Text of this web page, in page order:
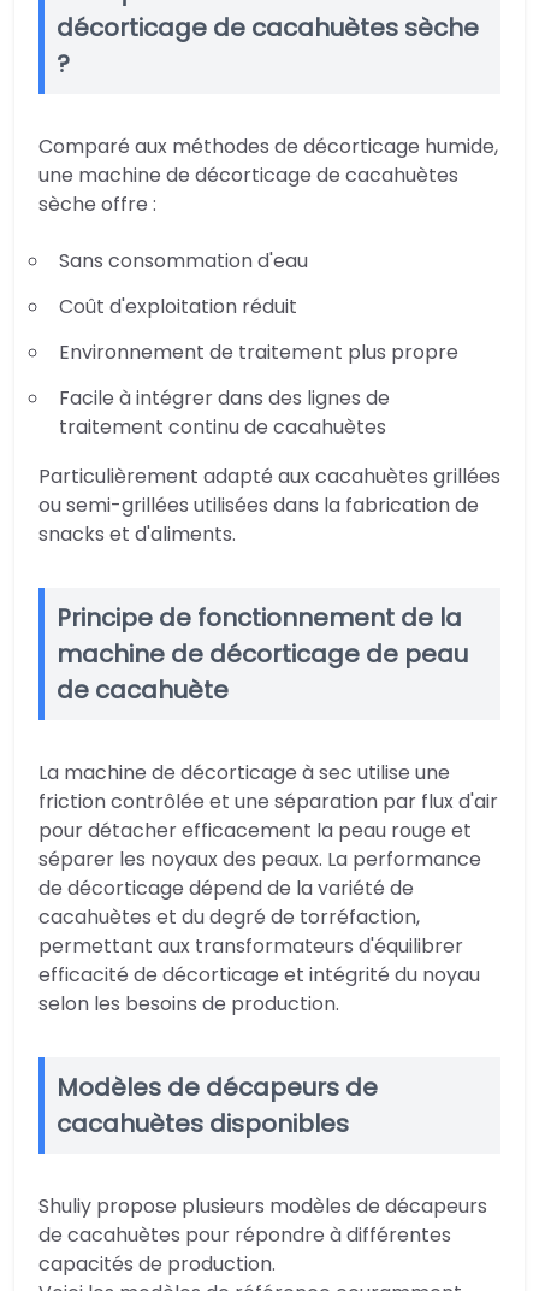
décorticage de cacahuètes sèche
?
Comparé aux méthodes de décorticage humide,
une machine de décorticage de cacahuètes
sèche offre :
Sans consommation d'eau
Coût d'exploitation réduit
Environnement de traitement plus propre
Facile à intégrer dans des lignes de
traitement continu de cacahuètes
Particulièrement adapté aux cacahuètes grillées
ou semi-grillées utilisées dans la fabrication de
snacks et d'aliments.
Principe de fonctionnement de la
machine de décorticage de peau
de cacahuète
La machine de décorticage à sec utilise une
friction contrôlée et une séparation par flux d'air
pour détacher efficacement la peau rouge et
séparer les noyaux des peaux. La performance
de décorticage dépend de la variété de
cacahuètes et du degré de torréfaction,
permettant aux transformateurs d'équilibrer
efficacité de décorticage et intégrité du noyau
selon les besoins de production.
Modèles de décapeurs de
cacahuètes disponibles
Shuliy propose plusieurs modèles de décapeurs
de cacahuètes pour répondre à différentes
capacités de production.